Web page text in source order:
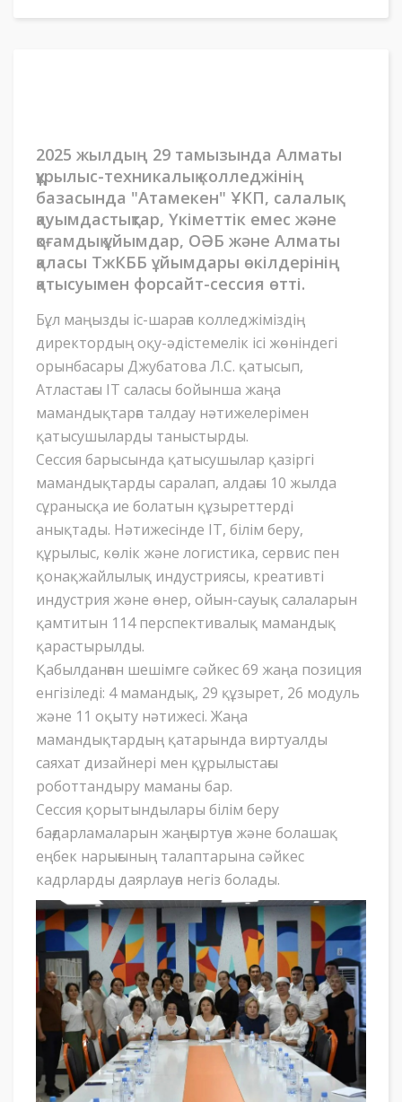
2025 жылдың 29 тамызында Алматы
құрылыс-техникалық колледжінің
базасында "Атамекен" ҰКП, салалық
қауымдастықтар, Үкіметтік емес және
қоғамдық ұйымдар, ОӘБ және Алматы
қаласы ТжКББ ұйымдары өкілдерінің
қатысуымен форсайт-сессия өтті.
Бұл маңызды іс-шараға колледжіміздің
директордың оқу-әдістемелік ісі жөніндегі
орынбасары Джубатова Л.С. қатысып,
Атластағы IT саласы бойынша жаңа
мамандықтарға талдау нәтижелерімен
қатысушыларды таныстырды.
Сессия барысында қатысушылар қазіргі
мамандықтарды саралап, алдағы 10 жылда
сұранысқа ие болатын құзыреттерді
анықтады. Нәтижесінде IT, білім беру,
құрылыс, көлік және логистика, сервис пен
қонақжайлылық индустриясы, креативті
индустрия және өнер, ойын-сауық салаларын
қамтитын 114 перспективалық мамандық
қарастырылды.
Қабылданған шешімге сәйкес 69 жаңа позиция
енгізіледі: 4 мамандық, 29 құзырет, 26 модуль
және 11 оқыту нәтижесі. Жаңа
мамандықтардың қатарында виртуалды
саяхат дизайнері мен құрылыстағы
роботтандыру маманы бар.
Сессия қорытындылары білім беру
бағдарламаларын жаңғыртуға және болашақ
еңбек нарығының талаптарына сәйкес
кадрларды даярлауға негіз болады.